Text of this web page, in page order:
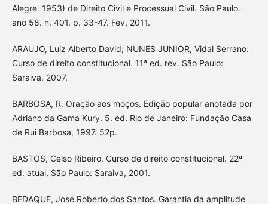
Alegre. 1953) de Direito Civil e Processual Civil. São Paulo.
ano 58. n. 401. p. 33-47. Fev, 2011.
ARAUJO, Luiz Alberto David; NUNES JUNIOR, Vidal Serrano.
Curso de direito constitucional. 11ª ed. rev. São Paulo:
Saraiva, 2007.
BARBOSA, R. Oração aos moços. Edição popular anotada por
Adriano da Gama Kury. 5. ed. Rio de Janeiro: Fundação Casa
de Rui Barbosa, 1997. 52p.
BASTOS, Celso Ribeiro. Curso de direito constitucional. 22ª
ed. atual. São Paulo: Saraiva, 2001.
BEDAQUE, José Roberto dos Santos. Garantia da amplitude